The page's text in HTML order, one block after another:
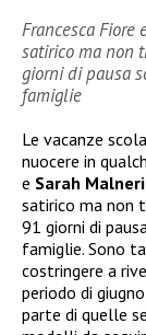
Francesca
satirico ma non
giorni di pausa
famiglie
Le vacanze
nuocere in
e Sarah
satirico ma non
91 giorni di
famiglie. Sono
costringere a
periodo di
parte di quelle